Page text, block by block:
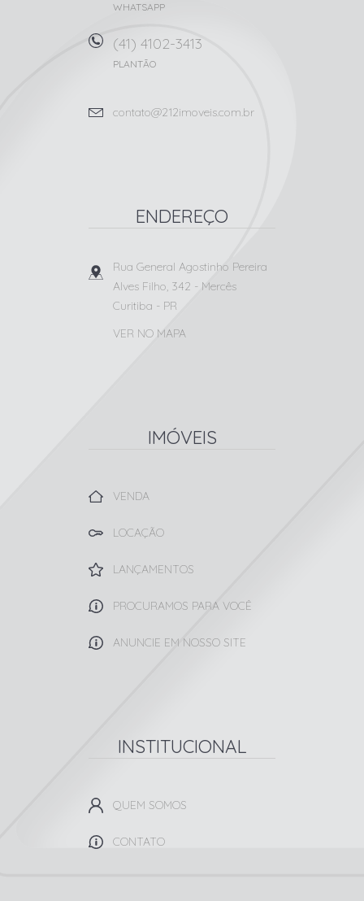
WHATSAPP
(41) 4102-3413
PLANTÃO
contato@212imoveis.com.br
ENDEREÇO
Rua General Agostinho Pereira
Alves Filho, 342 - Mercês
Curitiba - PR
VER NO MAPA
IMÓVEIS
VENDA
LOCAÇÃO
LANÇAMENTOS
PROCURAMOS PARA VOCÊ
ANUNCIE EM NOSSO SITE
INSTITUCIONAL
QUEM SOMOS
CONTATO